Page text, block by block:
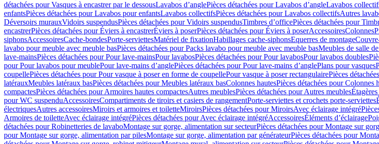
détachées pour Vasques à encastrer par le dessousLavabos d’anglePièces détachées pour Lavabos d’angleLavabos
enfantsPièces détachées pour Lavabos pour enfantsLavabos collectifsPièces détachées pour Lavabos collectifsAutres
Déversoirs murauxVidoirs suspendusPièces détachées pour Vidoirs suspendusTimbres dʼofficePièces détachées pour
encastrerPièces détachées pour Éviers à encastrerÉviers à poserPièces détachées pour Éviers à poserAccessoiresColonnes
siphonsAccessoiresCache-bondesPorte-serviettesMatériel de fixationHabillages cache-siphonsEquerres de montage
lavabo pour meuble avec meuble basPièces détachées pour Packs lavabo pour meuble avec meuble basMeubles de salle
lave-mainsPièces détachées pour Pour lave-mainsPour lavabosPièces détachées pour Pour lavabosPour lavabos doubles
pour Pour lavabos pour meublePour lave-mains d’anglePièces détachées pour Pour lave-mains d’anglePlans pour vasques
coupellePièces détachées pour Pour vasque à poser en forme de coupellePour vasque à poser rectangulairePièces
latérauxMeubles latéraux basPièces détachées pour Meubles latéraux basColonnes hautesPièces détachées pour Colonnes
compactesPièces détachées pour Armoires hautes compactesAutres meublesPièces détachées pour Autres meubles
pour WC suspenduAccessoiresCompartiments de tiroirs et casiers de rangementPorte-serviettes et crochets porte-serviettes
électriquesAutres accessoiresMiroirs et armoires et toiletteMiroirsPièces détachées pour MiroirsAvec éclairage intégré
Armoires de toiletteAvec éclairage intégréPièces détachées pour Avec éclairage intégréAccessoiresÉléments d’éclairage
détachées pour Robinetteries de lavaboMontage sur gorge, alimentation sur secteurPièces détachées pour Montage sur
pour Montage sur gorge, alimentation par pilesMontage sur gorge, alimentation par générateurPièces détachées pour